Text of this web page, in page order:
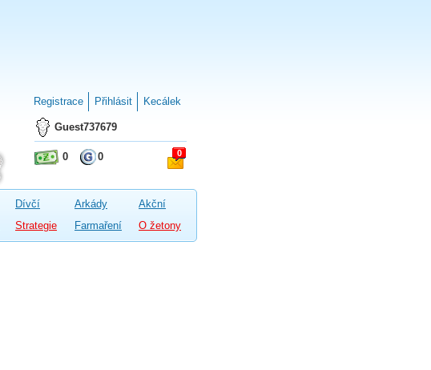
Registrace Přihlásit Kecálek
Guest737679
0 0 0
Dívčí Arkády
Akční
Strategie Farmaření O žetony